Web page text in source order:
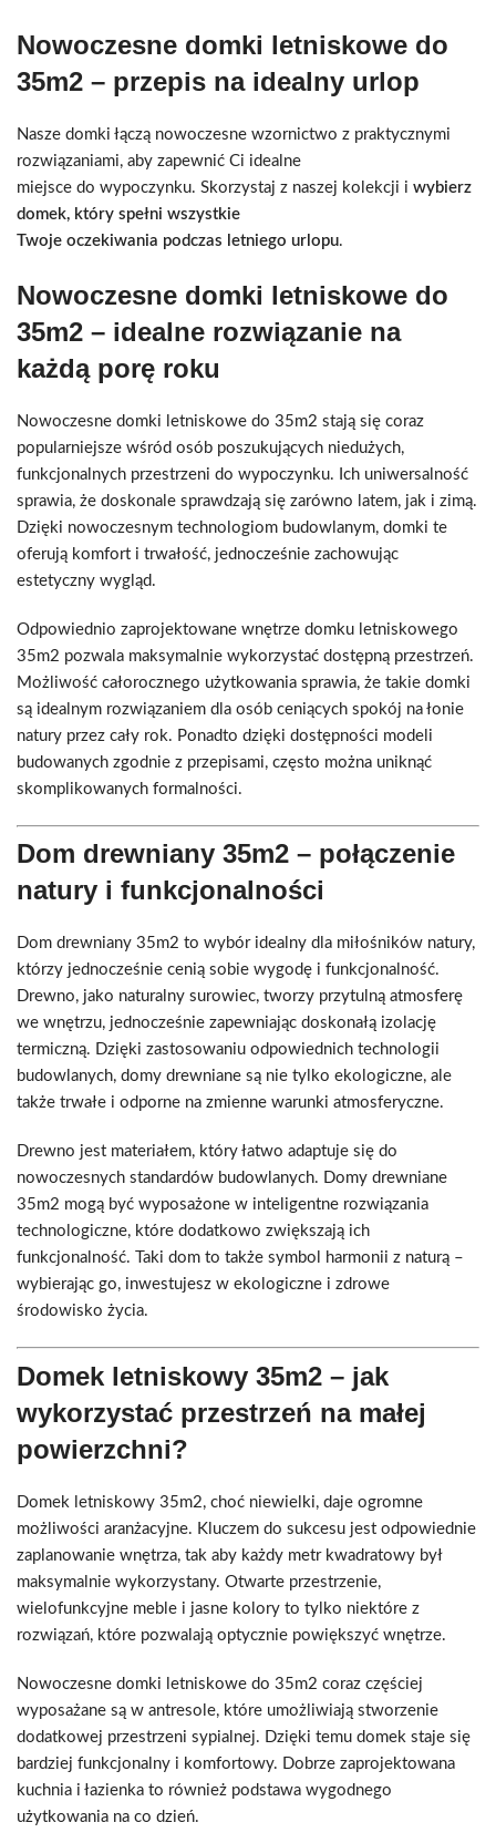
Nowoczesne domki letniskowe do
35m2 – przepis na idealny urlop
Nasze domki łączą nowoczesne wzornictwo z praktycznymi
rozwiązaniami, aby zapewnić Ci idealne
miejsce do wypoczynku. Skorzystaj z naszej kolekcji i wybierz
domek, który spełni wszystkie
Twoje oczekiwania podczas letniego urlopu.
Nowoczesne domki letniskowe do
35m2 – idealne rozwiązanie na
każdą porę roku
Nowoczesne domki letniskowe do 35m2 stają się coraz
popularniejsze wśród osób poszukujących niedużych,
funkcjonalnych przestrzeni do wypoczynku. Ich uniwersalność
sprawia, że doskonale sprawdzają się zarówno latem, jak i zimą.
Dzięki nowoczesnym technologiom budowlanym, domki te
oferują komfort i trwałość, jednocześnie zachowując
estetyczny wygląd.
Odpowiednio zaprojektowane wnętrze domku letniskowego
35m2 pozwala maksymalnie wykorzystać dostępną przestrzeń.
Możliwość całorocznego użytkowania sprawia, że takie domki
są idealnym rozwiązaniem dla osób ceniących spokój na łonie
natury przez cały rok. Ponadto dzięki dostępności modeli
budowanych zgodnie z przepisami, często można uniknąć
skomplikowanych formalności.
Dom drewniany 35m2 – połączenie
natury i funkcjonalności
Dom drewniany 35m2 to wybór idealny dla miłośników natury,
którzy jednocześnie cenią sobie wygodę i funkcjonalność.
Drewno, jako naturalny surowiec, tworzy przytulną atmosferę
we wnętrzu, jednocześnie zapewniając doskonałą izolację
termiczną. Dzięki zastosowaniu odpowiednich technologii
budowlanych, domy drewniane są nie tylko ekologiczne, ale
także trwałe i odporne na zmienne warunki atmosferyczne.
Drewno jest materiałem, który łatwo adaptuje się do
nowoczesnych standardów budowlanych. Domy drewniane
35m2 mogą być wyposażone w inteligentne rozwiązania
technologiczne, które dodatkowo zwiększają ich
funkcjonalność. Taki dom to także symbol harmonii z naturą –
wybierając go, inwestujesz w ekologiczne i zdrowe
środowisko życia.
Domek letniskowy 35m2 – jak
wykorzystać przestrzeń na małej
powierzchni?
Domek letniskowy 35m2, choć niewielki, daje ogromne
możliwości aranżacyjne. Kluczem do sukcesu jest odpowiednie
zaplanowanie wnętrza, tak aby każdy metr kwadratowy był
maksymalnie wykorzystany. Otwarte przestrzenie,
wielofunkcyjne meble i jasne kolory to tylko niektóre z
rozwiązań, które pozwalają optycznie powiększyć wnętrze.
Nowoczesne domki letniskowe do 35m2 coraz częściej
wyposażane są w antresole, które umożliwiają stworzenie
dodatkowej przestrzeni sypialnej. Dzięki temu domek staje się
bardziej funkcjonalny i komfortowy. Dobrze zaprojektowana
kuchnia i łazienka to również podstawa wygodnego
użytkowania na co dzień.